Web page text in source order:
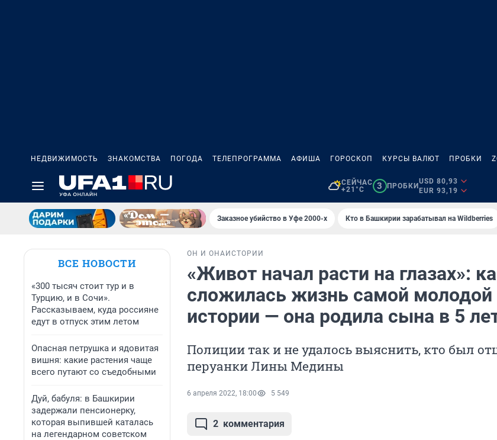
НЕДВИЖИМОСТЬ ЗНАКОМСТВА ПОГОДА ТЕЛЕПРОГРАММА АФИША ГОРОСКОП КУРСЫ ВАЛЮТ ПРОБКИ
СЕЙЧАС
+21°C
3 ПРОБКИ
USD 80,93
EUR 93,19
Заказное убийство в Уфе 2000-х Кто в Башкирии зарабатывал на Wildberries
ВСЕ НОВОСТИ
«300 тысяч стоит тур и в
Турцию, и в Сочи».
Рассказываем, куда россияне
едут в отпуск этим летом
Опасная петрушка и ядовитая
вишня: какие растения чаще
всего путают со съедобными
Дуй, бабуля: в Башкирии
задержали пенсионерку,
которая выпившей каталась
на легендарном советском
ОН И ОНА ИСТОРИИ
«Живот начал расти на глазах»:
сложилась жизнь самой
истории — она родила сына в 5
Полиции так и не удалось выяснить, кто был
перуанки Лины Медины
6 апреля 2022, 18:00 5 549
2 комментария